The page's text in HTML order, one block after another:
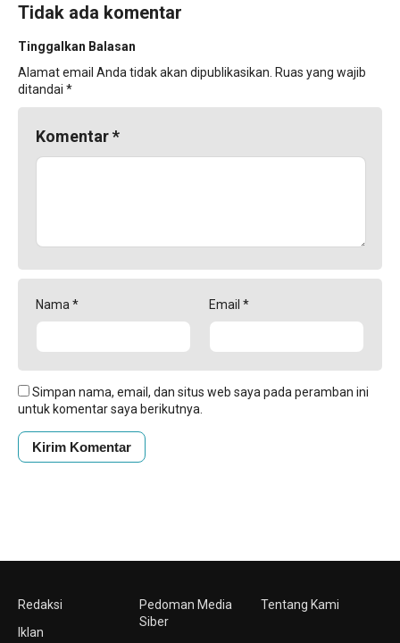
Tidak ada komentar
Tinggalkan Balasan
Alamat email Anda tidak akan dipublikasikan. Ruas yang wajib
ditandai *
Komentar*
Nama * Email *
Simpan nama, email, dan situs web saya pada peramban ini
untuk komentar saya berikutnya.
Redaksi
Iklan
Pedoman Media
Siber
Tentang Kami